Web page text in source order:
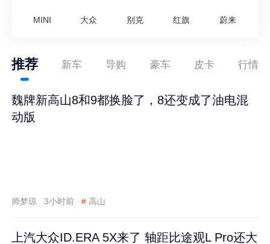
MINI 大众 别克 红旗 蔚来
推荐 新车 导购 豪车 皮卡 行情
魏牌新高山8和9都换脸了，8还变成了油电混
动版
师梦琼 3小时前 # 高山
上汽大众ID.ERA 5X来了 轴距比途观L Pro还大